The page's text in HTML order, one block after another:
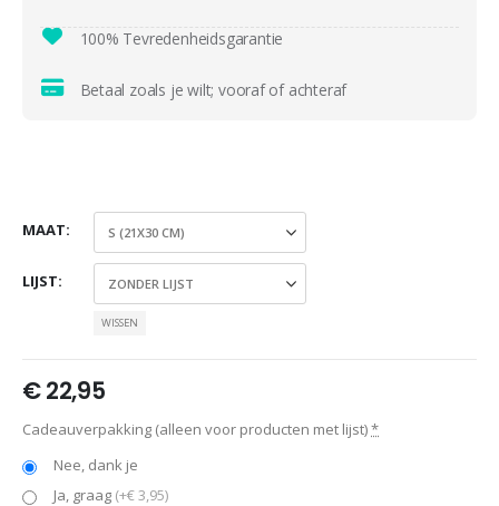
100% Tevredenheidsgarantie
Betaal zoals je wilt; vooraf of achteraf
MAAT
LIJST
WISSEN
€22,95
Cadeauverpakking (alleen voor producten met lijst)*
Nee, dank je
Ja, graag (+€ 3,95)